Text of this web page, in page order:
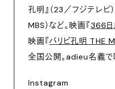
孔明』（23／フジテレビ
MBS）など。映画『366日
映画『パリピ孔明 THE
全国公開。adieu名義で
Instagram